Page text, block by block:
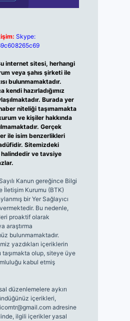
Skype:
internet sitesi, herhangi
veya şahıs şirketi ile
bulunmamaktadır.
kendi hazırladığımız
Burada yer
niteliği taşımamakta
ve kişiler hakkında
Gerçek
ile isim benzerlikleri
Sitemizdeki
ve tavsiye
Kanun gereğince Bilgi
İletişim Kurumu (BTK)
bir Yer Sağlayıcı
Bu nedenle,
proaktif olarak
araştırma
bulunmamaktadır.
yazdıkları içeriklerin
taşımakta olup, siteye üye
kabul etmiş
düzenlemelere aykırı
içerikleri,
adresine
ilgili içerikler yasal